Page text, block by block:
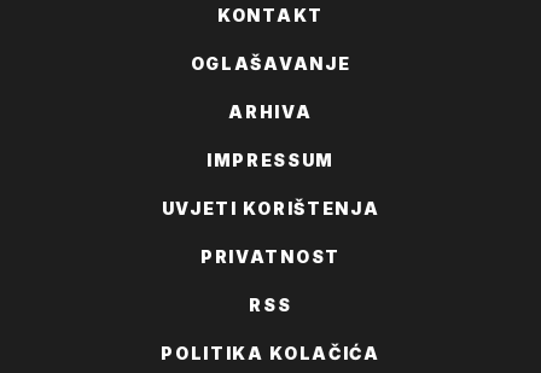
KONTAKT
OGLAŠAVANJE
ARHIVA
IMPRESSUM
UVJETI KORIŠTENJA
PRIVATNOST
RSS
POLITIKA KOLAČIĆA